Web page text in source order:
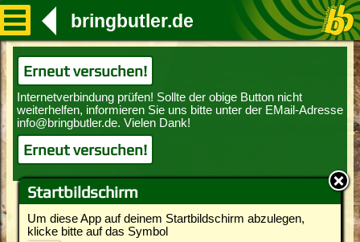
Startbildschirm
Um diese App auf deinem Startbildschirm abzulegen,
klicke bitte auf das Symbol
bringbutler.de
Erneut versuchen!
Erneut versuchen!